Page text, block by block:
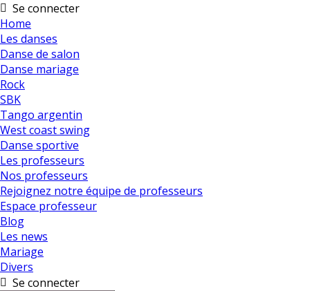
Se connecter
Home
Les danses
Danse de salon
Danse mariage
Rock
SBK
Tango argentin
West coast swing
Danse sportive
Les professeurs
Nos professeurs
Rejoignez notre équipe de professeurs
Espace professeur
Blog
Les news
Mariage
Divers
Se connecter